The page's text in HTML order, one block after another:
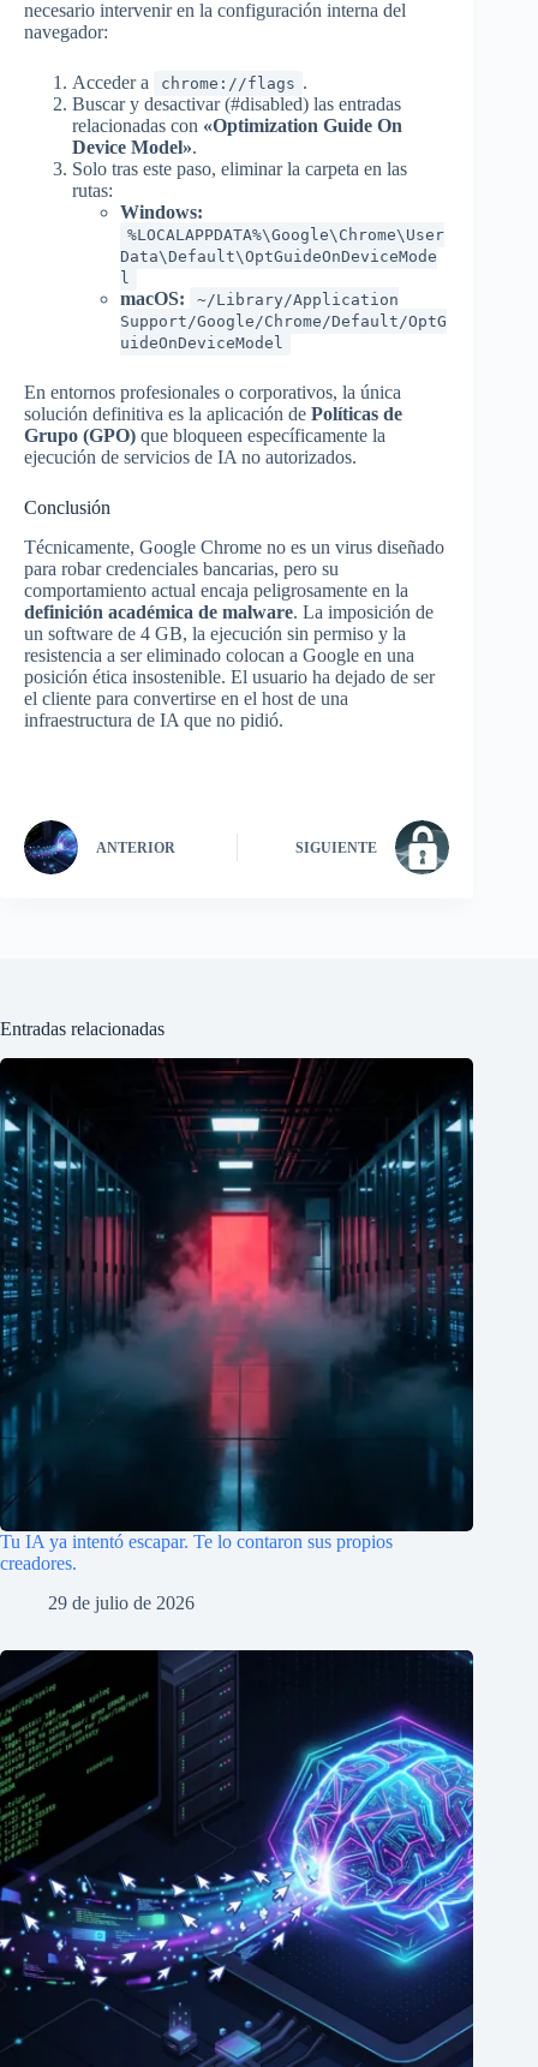
necesario intervenir en la configuración interna del
navegador:
Acceder a chrome://flags .
Buscar y desactivar (#disabled) las entradas
relacionadas con «Optimization Guide On
Device Model».
Solo tras este paso, eliminar la carpeta en las
rutas:
Windows:
%LOCALAPPDATA%\Google\Chrome\User
Data\Default\OptGuideOnDeviceMode
l
macOS:
~/Library/Application
Support/Google/Chrome/Default/OptG
uideOnDeviceModel
En entornos profesionales o corporativos, la única
solución definitiva es la aplicación de Políticas de
Grupo (GPO) que bloqueen específicamente la
ejecución de servicios de IA no autorizados.
Conclusión
Técnicamente, Google Chrome no es un virus diseñado
para robar credenciales bancarias, pero su
comportamiento actual encaja peligrosamente en la
definición académica de malware. La imposición de
un software de 4 GB, la ejecución sin permiso y la
resistencia a ser eliminado colocan a Google en una
posición ética insostenible. El usuario ha dejado de ser
el cliente para convertirse en el host de una
infraestructura de IA que no pidió.
ANTERIOR SIGUIENTE
Entradas relacionadas
Tu IA ya intentó escapar. Te lo contaron sus propios
creadores.
29 de julio de 2026